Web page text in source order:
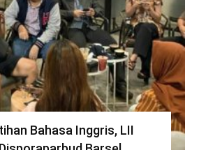
Bahasa Inggris, LII